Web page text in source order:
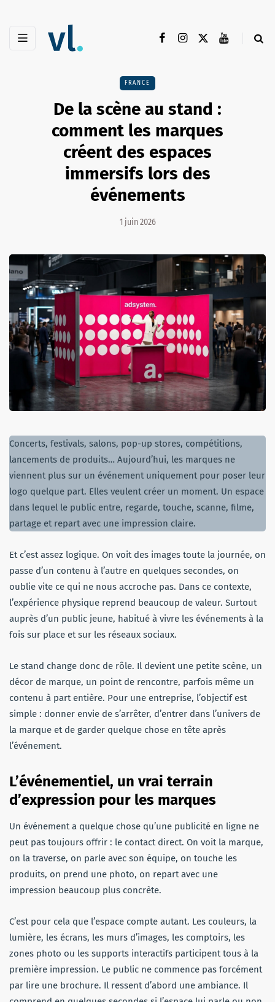
FRANCE
De la scène au stand :
comment les marques
créent des espaces
immersifs lors des
événements
1 juin 2026
Concerts, festivals, salons, pop-up stores, compétitions,
lancements de produits… Aujourd’hui, les marques ne
viennent plus sur un événement uniquement pour poser leur
logo quelque part. Elles veulent créer un moment. Un espace
dans lequel le public entre, regarde, touche, scanne, filme,
partage et repart avec une impression claire.
Et c’est assez logique. On voit des images toute la journée, on
passe d’un contenu à l’autre en quelques secondes, on
oublie vite ce qui ne nous accroche pas. Dans ce contexte,
l’expérience physique reprend beaucoup de valeur. Surtout
auprès d’un public jeune, habitué à vivre les événements à la
fois sur place et sur les réseaux sociaux.
Le stand change donc de rôle. Il devient une petite scène, un
décor de marque, un point de rencontre, parfois même un
contenu à part entière. Pour une entreprise, l’objectif est
simple : donner envie de s’arrêter, d’entrer dans l’univers de
la marque et de garder quelque chose en tête après
l’événement.
L’événementiel, un vrai terrain
d’expression pour les marques
Un événement a quelque chose qu’une publicité en ligne ne
peut pas toujours offrir : le contact direct. On voit la marque,
on la traverse, on parle avec son équipe, on touche les
produits, on prend une photo, on repart avec une
impression beaucoup plus concrète.
C’est pour cela que l’espace compte autant. Les couleurs, la
lumière, les écrans, les murs d’images, les comptoirs, les
zones photo ou les supports interactifs participent tous à la
première impression. Le public ne commence pas forcément
par lire une brochure. Il ressent d’abord une ambiance. Il